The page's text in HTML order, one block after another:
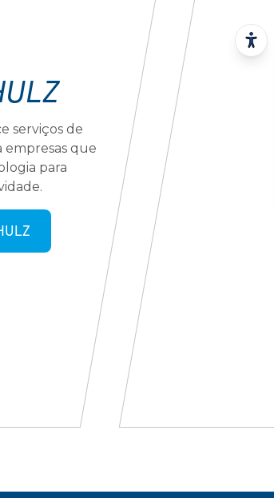
serviços de
empresas que
para